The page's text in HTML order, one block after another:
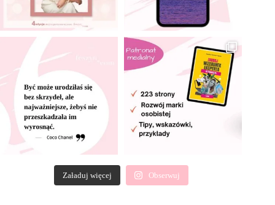
Załaduj więcej Obserwuj